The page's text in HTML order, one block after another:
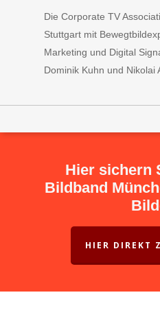
Die Corporate TV
Stuttgart mit
Marketing und Digital
Dominik Kuhn und Nikolai
Hier sichern
Bildband
HIER DIREKT